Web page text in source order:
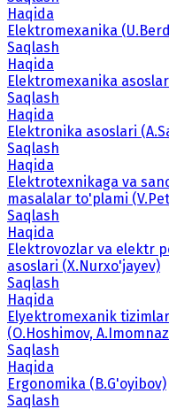
Haqida
Elektromexanika
Saqlash
Haqida
Elektromexanika
Saqlash
Haqida
Elektronika asoslari
Saqlash
Haqida
Elektrotexnikaga va
masalalar to'plami
Saqlash
Haqida
Elektrovozlar va elektr
asoslari (X.Nurxo'jayev)
Saqlash
Haqida
Elyektromexanik
(O.Hoshimov,
Saqlash
Haqida
Ergonomika (B.G'oyibov)
Saqlash